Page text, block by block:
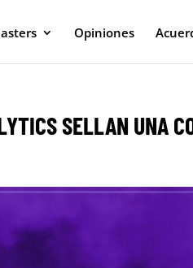
Opiniones
SELLAN UNA